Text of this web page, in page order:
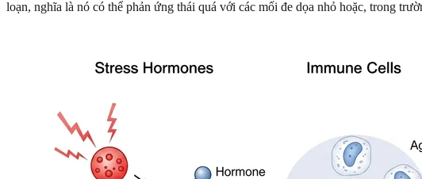
loạn, nghĩa là nó có thể phản ứng thái quá với các mối đe dọa nhỏ hoặc, trong